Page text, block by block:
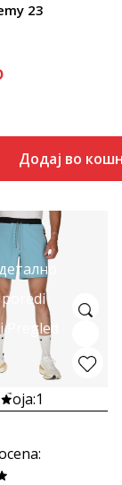
23
Додај во
Pregled
1
: